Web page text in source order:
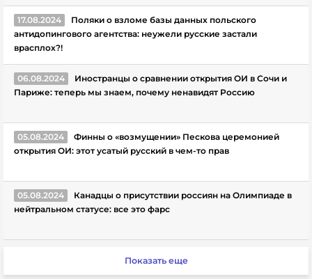
17.08.2024
Поляки о взломе базы данных польского
антидопингового агентства: неужели русские застали
врасплох?!
06.08.2024
Иностранцы о сравнении открытия ОИ в Сочи и
Париже: теперь мы знаем, почему ненавидят Россию
05.08.2024
Финны о «возмущении» Пескова церемонией
открытия ОИ: этот усатый русский в чем-то прав
05.08.2024
Канадцы о присутствии россиян на Олимпиаде в
нейтральном статусе: все это фарс
Показать еще